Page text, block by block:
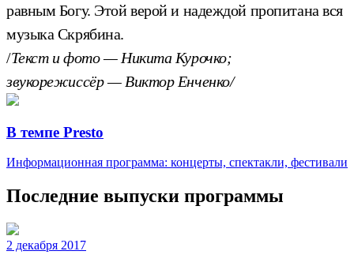
равным Богу. Этой верой и надеждой пропитана вся
музыка Скрябина.
/Текст и фото — Никита Курочко;
звукорежиссёр — Виктор Енченко/
В темпе Presto
Информационная программа: концерты, спектакли, фестивали
Последние выпуски программы
2 декабря 2017